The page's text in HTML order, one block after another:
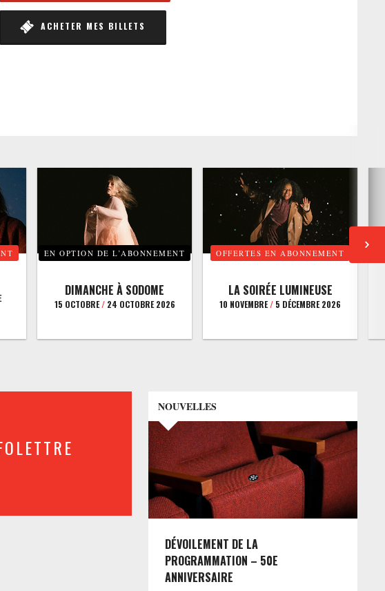
ACHETER MES BILLETS
EN OPTION DE L’ABONNEMENT
DIMANCHE À SODOME
15 OCTOBRE/24 OCTOBRE 2026
OFFERTES EN ABONNEMENT
LA SOIRÉE LUMINEUSE
10 NOVEMBRE/ 5 DÉCEMBRE 2026
NOUVELLES
DÉVOILEMENT DE LA
PROGRAMMATION – 50E
ANNIVERSAIRE